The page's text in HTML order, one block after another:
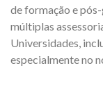
de formação e
múltiplas
Universidades,
especialmente no